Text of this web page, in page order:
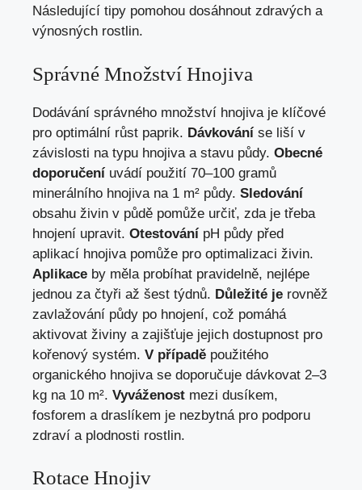
Následující tipy pomohou dosáhnout zdravých a
výnosných rostlin.
Správné Množství Hnojiva
Dodávání správného množství hnojiva je klíčové
pro optimální růst paprik. Dávkování se liší v
závislosti na typu hnojiva a stavu půdy. Obecné
doporučení uvádí použití 70–100 gramů
minerálního hnojiva na 1 m² půdy. Sledování
obsahu živin v půdě pomůže určiť, zda je třeba
hnojení upravit. Otestování pH půdy před
aplikací hnojiva pomůže pro optimalizaci živin.
Aplikace by měla probíhat pravidelně, nejlépe
jednou za čtyři až šest týdnů. Důležité je rovněž
zavlažování půdy po hnojení, což pomáhá
aktivovat živiny a zajišťuje jejich dostupnost pro
kořenový systém. V případě použitého
organického hnojiva se doporučuje dávkovat 2–3
kg na 10 m². Vyváženost mezi dusíkem,
fosforem a draslíkem je nezbytná pro podporu
zdraví a plodnosti rostlin.
Rotace Hnojiv